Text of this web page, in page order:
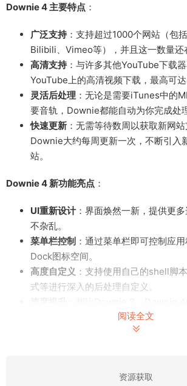
Downie 4 主要特点 ：
广泛支持：支持超过1000个网站（包
Bilibili、Vimeo等），并且这一数量还
高清支持：与许多其他YouTube下载
YouTube上的高清视频下载，最高可达
灵活后处理 ：无论是需要iTunes中的
要音轨，Downie都能自动为你完成处理
快速更新 ：无需等待数周以获取新网
Downie大约每周更新一次，不断引入
站。
Downie 4 新功能亮点 ：
UI重新设计：界面焕然一新，提供更
不杂乱。
菜单栏控制 ：通过菜单栏即可控制应
Dock图标空间。
高度自定义 ：支持使用自己的shell脚
式等进行深入的后处理自定义。
：收集的元数据可写入外
阅读全文
资源获取